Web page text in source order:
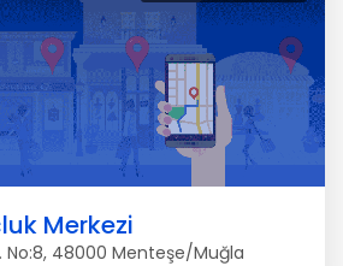
Merkezi
No:8, 48000 Menteşe/Muğla